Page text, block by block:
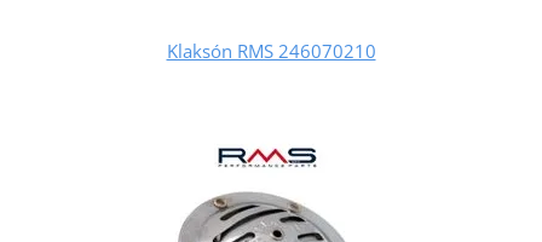
Klaksón RMS 246070210